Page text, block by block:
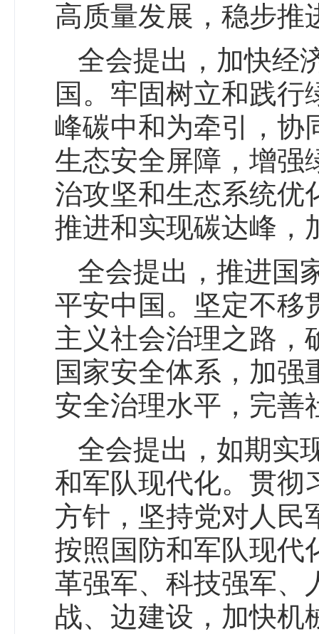
高质量发展，稳步推
全会提出，加快经
国。牢固树立和践
峰碳中和为牵引，协
生态安全屏障，增强
治攻坚和生态系统优
推进和实现碳达峰，
全会提出，推进国
平安中国。坚定不移
主义社会治理之路，
国家安全体系，加
安全治理水平，完善
全会提出，如期实
和军队现代化。贯彻
方针，坚持党对人民
按照国防和军队现代
革强军、科技强军、
战、边建设，加快机